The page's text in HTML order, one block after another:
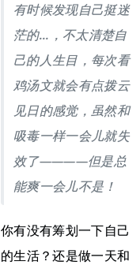
有时候发现自己挺迷
茫的...，不太清楚自
己的人生目，每次看
鸡汤文就会有点拨云
见日的感觉，虽然和
吸毒一样一会儿就失
效了————但是总
能爽一会儿不是！
你有没有筹划一下自己
的生活？还是做一天和